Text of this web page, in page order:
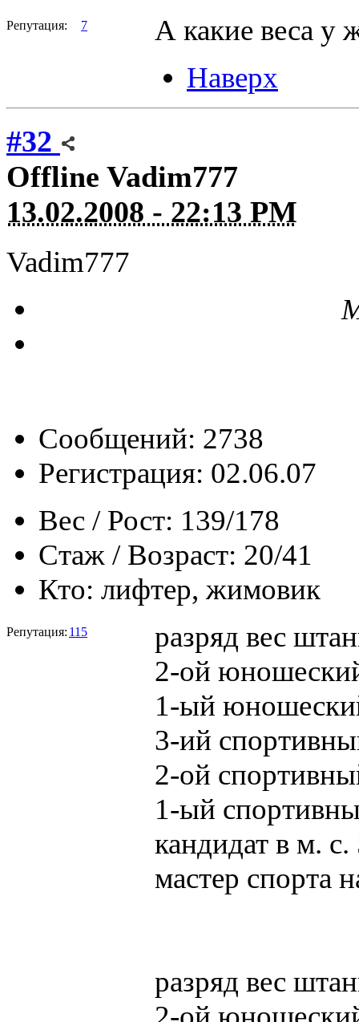
Репутация: 7
А какие веса у
Наверх
#32
Offline Vadim777
13.02.2008 - 22:13 PM
Vadim777
Сообщений: 2738
Регистрация: 02.06.07
Вес / Рост: 139/178
Стаж / Возраст: 20/41
Кто: лифтер, жимовик
Репутация: 115
разряд вес
2-ой
1-ый
3-ий
2-ой
1-ый
кандидат в м.
мастер спорта
разряд вес